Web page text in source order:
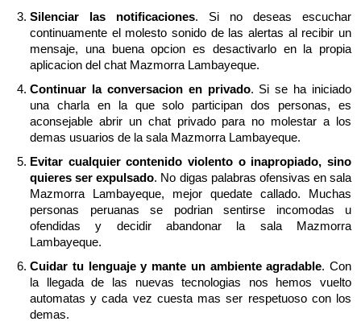
Silenciar las notificaciones. Si no deseas escuchar
continuamente el molesto sonido de las alertas al recibir un
mensaje, una buena opcion es desactivarlo en la propia
aplicacion del chat Mazmorra Lambayeque.
Continuar la conversacion en privado. Si se ha iniciado
una charla en la que solo participan dos personas, es
aconsejable abrir un chat privado para no molestar a los
demas usuarios de la sala Mazmorra Lambayeque.
Evitar cualquier contenido violento o inapropiado, sino
quieres ser expulsado. No digas palabras ofensivas en sala
Mazmorra Lambayeque, mejor quedate callado. Muchas
personas peruanas se podrian sentirse incomodas u
ofendidas y decidir abandonar la sala Mazmorra
Lambayeque.
Cuidar tu lenguaje y mante un ambiente agradable. Con
la llegada de las nuevas tecnologias nos hemos vuelto
automatas y cada vez cuesta mas ser respetuoso con los
demas.